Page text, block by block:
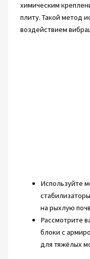
химическим
плиту. Такой метод
воздействием
Используйте
на рыхлую
Рассмотрите
блоки с
для тяжёлых